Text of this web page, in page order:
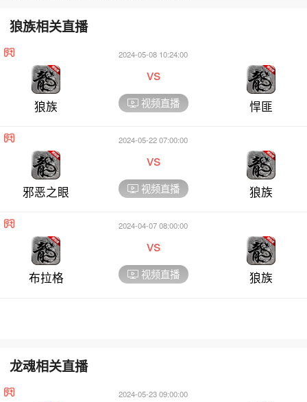
狼族相关直播
狼族
2024-05-08 10:24:00
vs
视频直播 悍匪
邪恶之眼
2024-05-22 07:00:00
vs
视频直播 狼族
布拉格
2024-04-07 08:00:00
vs
视频直播 狼族
龙魂相关直播
2024-05-23 09:00:00